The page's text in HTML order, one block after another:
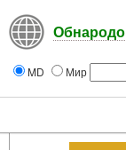
MD Мир